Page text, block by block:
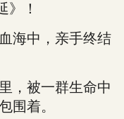
》！
海中，亲手终结
被一群生命中
围着。